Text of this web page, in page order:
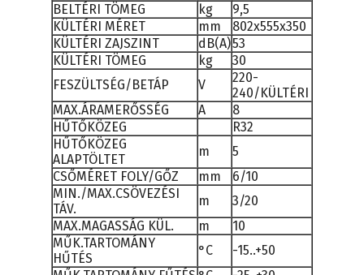
BELTÉRI TÖMEG
kg
9,5
KÜLTÉRI MÉRET
mm
802x555x350
KÜLTÉRI ZAJSZINT
dB(A)53
KÜLTÉRI TÖMEG
kg
30
FESZÜLTSÉG/BETÁP
V
220-
240/KÜLTÉRI
MAX.ÁRAMERŐSSÉG
A
8
HŰTŐKÖZEG
R32
HŰTŐKÖZEG
ALAPTÖLTET
m
5
CSŐMÉRET FOLY/GŐZ
mm
6/10
MIN./MAX.CSÖVEZÉSI
TÁV.
m
3/20
MAX.MAGASSÁG KÜL.
m
10
MŰK.TARTOMÁNY
HŰTÉS
°C
-15..+50